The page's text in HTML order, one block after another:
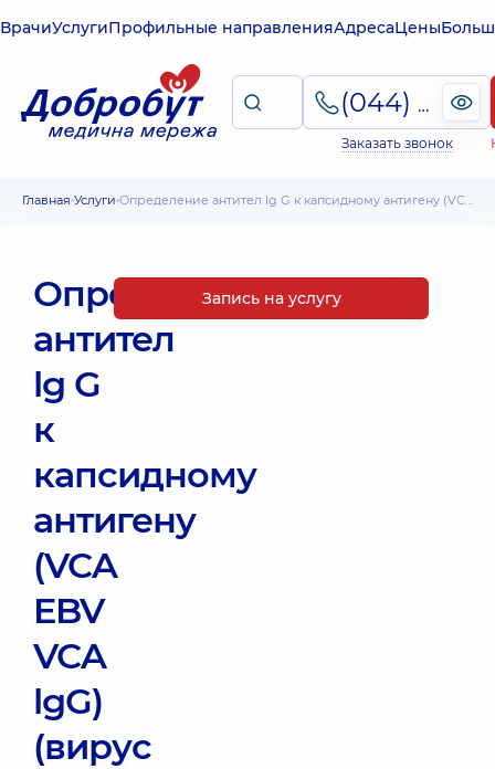
ВрачиУслугиПрофильные направленияАдресаЦены
(044) 495-2-888
Заказать звонок
Главная Услуги Определение антител lg G к капсидному антигену (VCA EBV VCA lgG) (вирус Эпштейна-Барра)
Определение
антител
lg G
к
капсидному
антигену
(VCA
EBV
VCA
lgG)
(вирус
Запись на услугу